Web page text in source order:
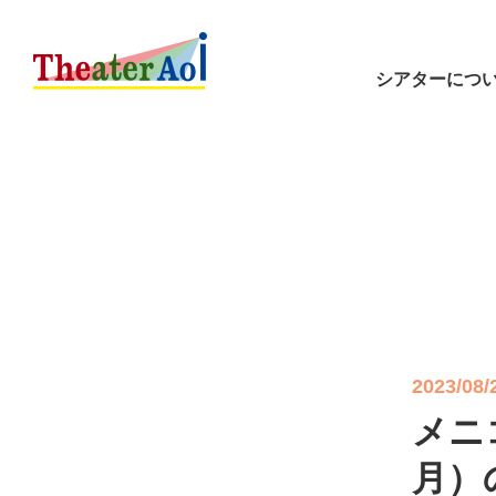
シアターにつ
2023/08/
メ
月